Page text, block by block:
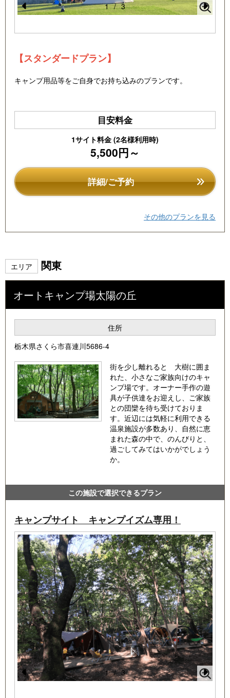
Pr
e
o
u
N
e
1 / 3
【スタンダードプラン】
キャンプ用品等をご自身でお持ち込みのプランです。
目安料金
1サイト料金 (2名様利用時)
5,500円～
詳細/ご予約
その他のプランを見る
エリア
関東
オートキャンプ場太陽の丘
住所
栃木県さくら市喜連川5686-4
街を少し離れると 大樹に囲ま
れた、小さなご家族向けのキャ
ンプ場です。オーナー手作の遊
具が子供達をお迎えし、ご家族
との団欒を待ち受けておりま
す。近辺には気軽に利用できる
温泉施設が多数あり、自然に恵
まれた森の中で、のんびりと、
過ごしてみてはいかがでしょう
か。
この施設で選択できるプラン
Pr
N
1 / 3
キャンプサイト キャンプイズム専用！